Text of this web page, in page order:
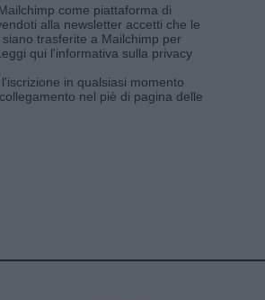
come piattaforma di
alla newsletter accetti che le
trasferite a Mailchimp per
qui l'informativa sulla privacy
in qualsiasi momento
nel piè di pagina delle